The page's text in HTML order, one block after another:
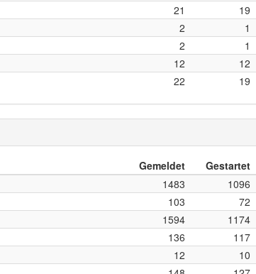
21 19
2 1
2 1
12 12
22 19
Gemeldet Gestartet
1483 1096
103 72
1594 1174
136 117
12 10